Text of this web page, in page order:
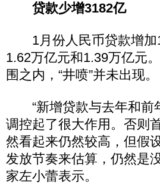
贷款少增3182亿
1月份人民币贷款增加
1.62万亿元和1.39万亿元
围之内，“井喷”并未出现。
“新增贷款与去年和前
调控起了很大作用。否则
然看起来仍然较高，但假
发放节奏来估算，仍然是
家左小蕾表示。